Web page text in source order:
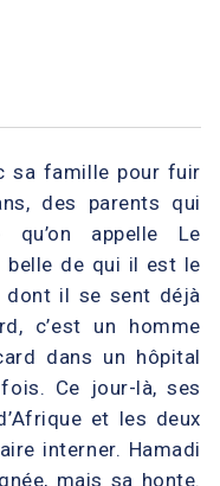
sa famille pour fuir
des parents qui
qu’on appelle Le
belle de qui il est le
il se sent déjà
c’est un homme
dans un hôpital
Ce jour-là, ses
et les deux
interner. Hamadi
mais sa honte.